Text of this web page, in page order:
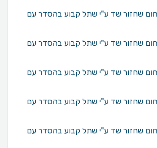
שחזור שד ע"י שתל קבוע בהסדר עם
שחזור שד ע"י שתל קבוע בהסדר עם
שחזור שד ע"י שתל קבוע בהסדר עם
שחזור שד ע"י שתל קבוע בהסדר עם
שחזור שד ע"י שתל קבוע בהסדר עם